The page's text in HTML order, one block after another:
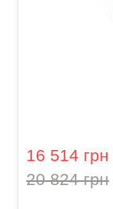
16 514 грн
20 824 грн